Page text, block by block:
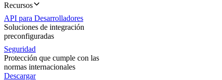
Recursos
API para Desarrolladores
Soluciones de integración
preconfiguradas
Seguridad
Protección que cumple con las
normas internacionales
Descargar